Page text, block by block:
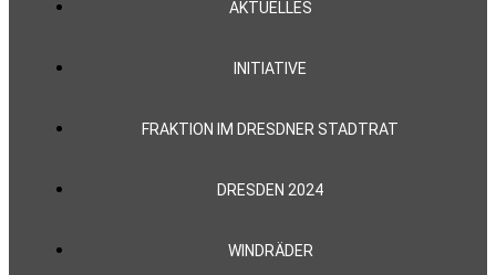
AKTUELLES
INITIATIVE
FRAKTION IM DRESDNER STADTRAT
DRESDEN 2024
WINDRÄDER